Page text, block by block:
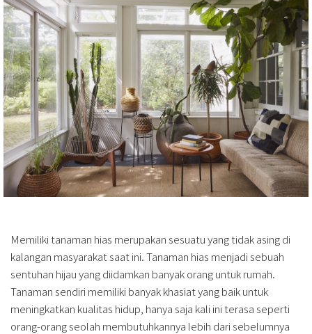
Memiliki tanaman hias merupakan sesuatu yang tidak asing di
kalangan masyarakat saat ini. Tanaman hias menjadi sebuah
sentuhan hijau yang diidamkan banyak orang untuk rumah.
Tanaman sendiri memiliki banyak khasiat yang baik untuk
meningkatkan kualitas hidup, hanya saja kali ini terasa seperti
orang-orang seolah membutuhkannya lebih dari sebelumnya